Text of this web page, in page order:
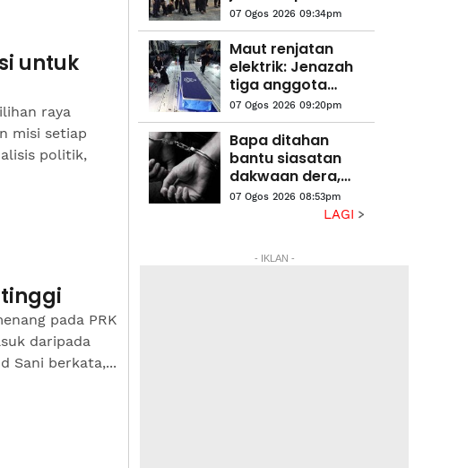
untuk
raya
misi setiap
politik,
tinggi
pada PRK
daripada
Sani berkata,...
Teck Siong
07 Ogos 2026 09:34pm
Maut renjatan
elektrik: Jenazah
tiga anggota
polis
diterbangkan
pulang ke
kampung
halaman
07 Ogos 2026 09:20pm
Bapa ditahan
bantu siasatan
dakwaan dera,
gangguan
seksual dua anak
07 Ogos 2026 08:53pm
LAGI
- IKLAN -